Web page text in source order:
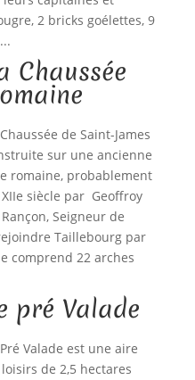
2 bricks goélettes, 9
Chaussée
de Saint-James
sur une ancienne
romaine, probablement
siècle par Geoffroy
Seigneur de
Taillebourg par
comprend 22 arches
pré Valade
Valade est une aire
de 2,5 hectares